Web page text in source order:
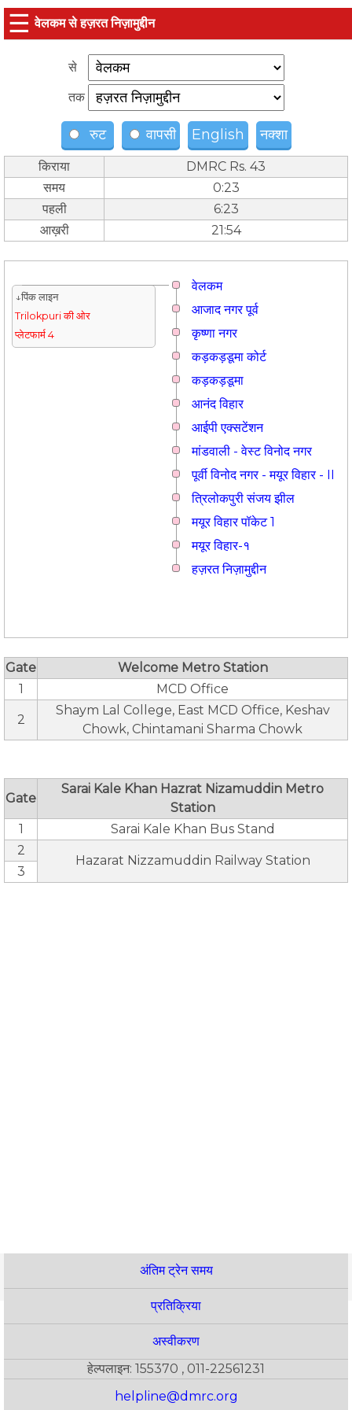
☰ वेलकम से हज़रत निज़ामुद्दीन
से
तक
रुट वापसी English नक्शा
किराया
DMRC Rs. 43
समय
0:23
पहली
6:23
आख़री
21:54
वेलकम
↓पिंक लाइन
Trilokpuri की ओर
प्लेटफार्म 4
आजाद नगर पूर्व
कृष्णा नगर
कड़कड़डूमा कोर्ट
कड़कड़डूमा
आनंद विहार
आईपी एक्सटेंशन
मांडवाली - वेस्ट विनोद नगर
पूर्वी विनोद नगर - मयूर विहार - II
त्रिलोकपुरी संजय झील
मयूर विहार पॉकेट 1
मयूर विहार-१
हज़रत निज़ामुद्दीन
Gate
Welcome Metro Station
1
MCD Office
2
Shaym Lal College, East MCD Office, Keshav
Chowk, Chintamani Sharma Chowk
Gate
Sarai Kale Khan Hazrat Nizamuddin Metro
Station
1
Sarai Kale Khan Bus Stand
2
Hazarat Nizzamuddin Railway Station
3
अंतिम ट्रेन समय
प्रतिक्रिया
अस्वीकरण
हेल्पलाइन: 155370 , 011-22561231
helpline@dmrc.org